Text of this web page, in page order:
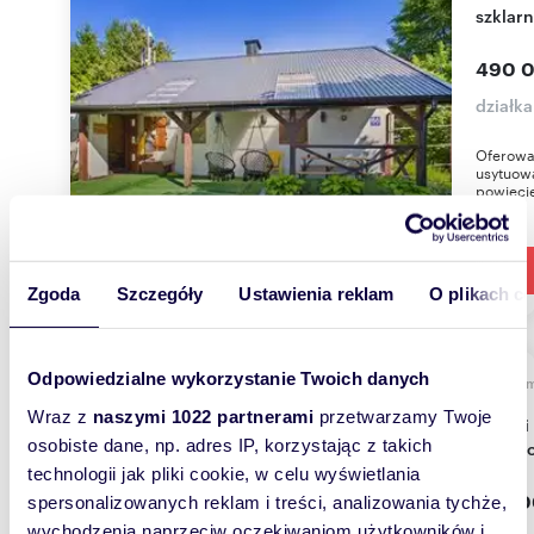
Zgoda Szczegóły Ustawienia reklam O plikach
Odpowiedzialne wykorzystanie Twoich danych
Wraz z naszymi 1022 partnerami przetwarzamy Twoje
osobiste dane, np. adres IP, korzystając z takich
technologii jak pliki cookie, w celu wyświetlania
spersonalizowanych reklam i treści, analizowania tychże,
490
Działki pod zabudowę 1743 m2 - cicha okolica w
395